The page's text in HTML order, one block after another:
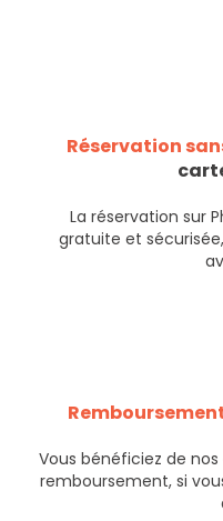
Réservation
La réservation sur
gratuite et
Vous bénéficiez de nos
remboursement, si